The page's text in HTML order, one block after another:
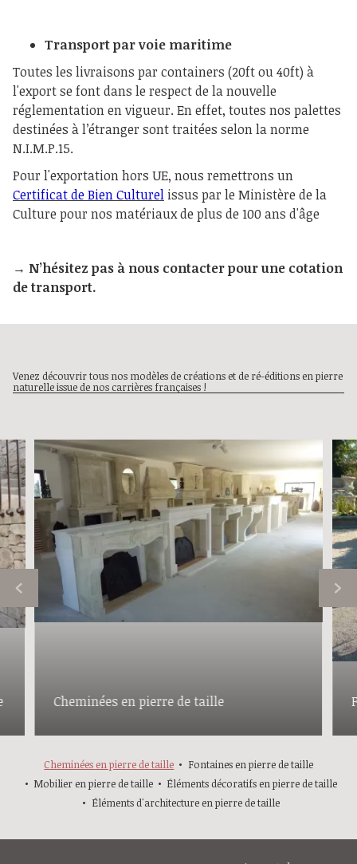
Transport par voie maritime
Toutes les livraisons par containers (20ft ou 40ft) à
l'export se font dans le respect de la nouvelle
réglementation en vigueur. En effet, toutes nos palettes
destinées à l’étranger sont traitées selon la norme
N.I.M.P.15.
Pour l'exportation hors UE, nous remettrons un
Certificat de Bien Culturel issus par le Ministère de la
Culture pour nos matériaux de plus de 100 ans d'âge
→ N’hésitez pas à nous contacter pour une cotation
de transport.
Venez découvrir tous nos modèles de créations et de ré-éditions en pierre
naturelle issue de nos carrières françaises !
Cheminées en pierre de taille
Cheminées en pierre de taille
Fontaines en pierre de taille
Mobilier en pierre de taille
Éléments décoratifs en pierre de taille
Éléments d'architecture en pierre de taille